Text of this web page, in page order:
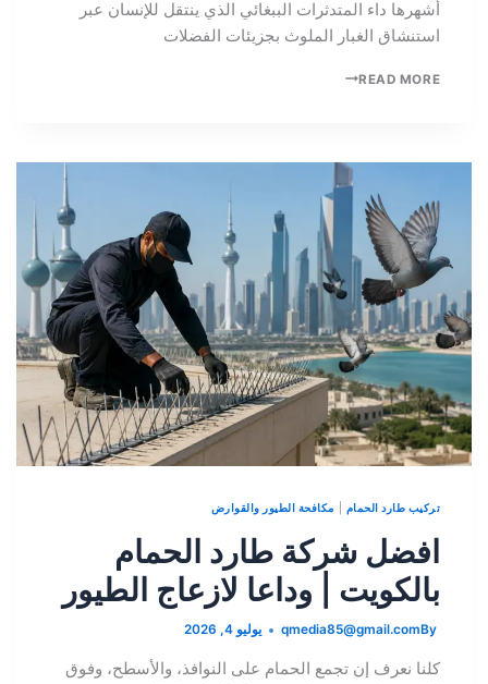
أشهرها داء المتدثرات الببغائي الذي ينتقل للإنسان عبر
استنشاق الغبار الملوث بجزيئات الفضلات
READ MORE
تركيب طارد الحمام مكافحة الطيور والقوارض
افضل شركة طارد الحمام
بالكويت | وداعا لازعاج الطيور
By
qmedia85@gmail.com يوليو 4, 2026
كلنا نعرف إن تجمع الحمام على النوافذ، والأسطح، وفوق